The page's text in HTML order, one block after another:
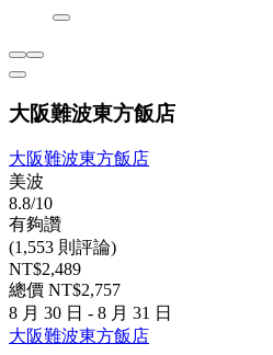
大阪難波東方飯店
大阪難波東方飯店
美波
8.8/10
有夠讚
(1,553 則評論)
NT$2,489
總價 NT$2,757
8 月 30 日 - 8 月 31 日
大阪難波東方飯店